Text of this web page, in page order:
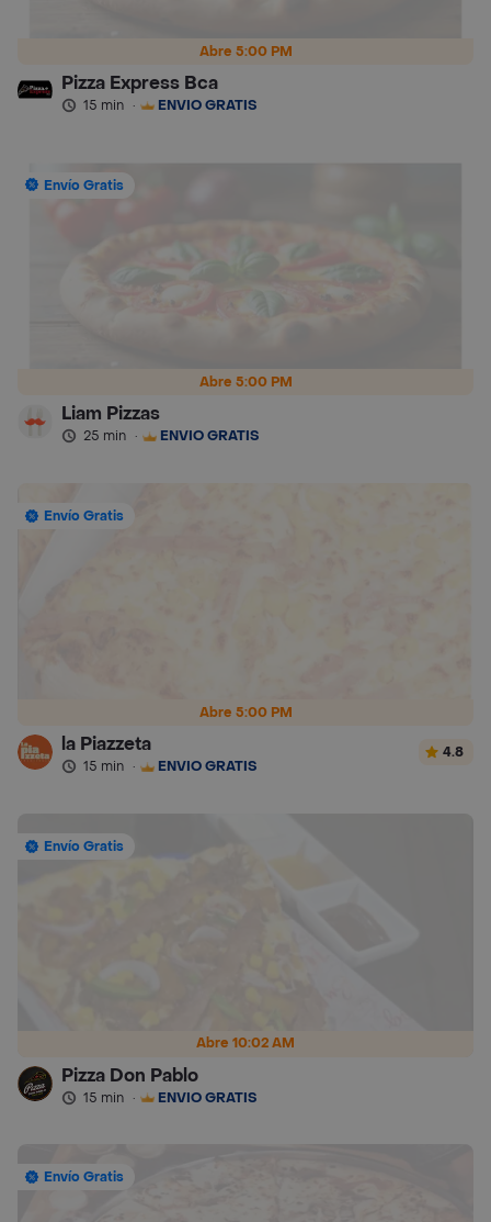
Abre 5:00 PM
Pizza Express Bca
15 min · ENVÍO GRATIS
Abre 5:00 PM
Envío Gratis
Liam Pizzas
25 min · ENVÍO GRATIS
Abre 5:00 PM
Envío Gratis
la Piazzeta
15 min · ENVÍO GRATIS
4.8
Abre 10:02 AM
Envío Gratis
Pizza Don Pablo
15 min · ENVÍO GRATIS
Envío Gratis